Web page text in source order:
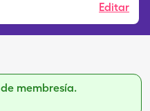
Editar
membresía.